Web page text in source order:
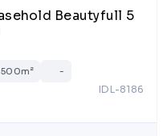
Beautyfull 5
500m² -
IDL-8186